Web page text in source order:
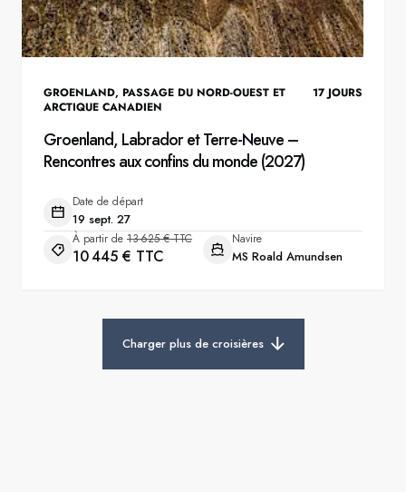
GROENLAND, PASSAGE DU NORD-OUEST ET
ARCTIQUE CANADIEN
17 JOURS
Groenland, Labrador et Terre-Neuve –
Rencontres aux confins du monde (2027)
Date de départ
19 sept. 27
À partir de 13 625 € TTC
10 445 € TTC
Navire
MS Roald Amundsen
Charger plus de croisières